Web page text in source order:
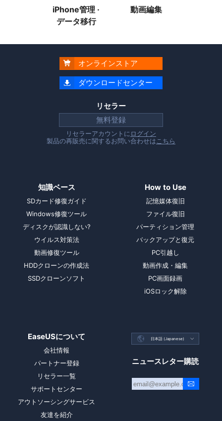
iPhone管理 ·
データ移行
動画編集
 オンラインストア
 ダウンロードセンター
リセラー
無料登録
リセラーアカウントにログイン
製品の再販売に関するお問い合わせはこちら
知識ベース
SDカード修復ガイド
Windows修復ツール
ディスクが認識しない?
ウイルス対策法
動画修復ツール
HDDクローンの作成法
SSDクローンソフト
How to Use
記憶媒体復旧
ファイル復旧
パーティション管理
バックアップと復元
PC引越し
動画作成・編集
PC画面録画
iOSロック解除
EaseUSについて
会社情報
パートナー登録
リセラー一覧
サポートセンター
アウトソーシングサービス
友達を紹介
 日本語 (Japanese) 
ニュースレター購読